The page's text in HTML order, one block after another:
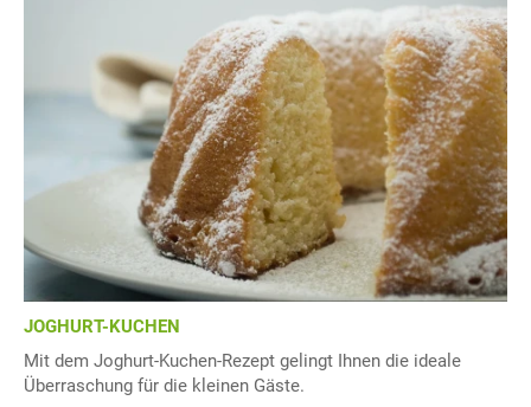
JOGHURT-KUCHEN
Mit dem Joghurt-Kuchen-Rezept gelingt Ihnen die ideale
Überraschung für die kleinen Gäste.